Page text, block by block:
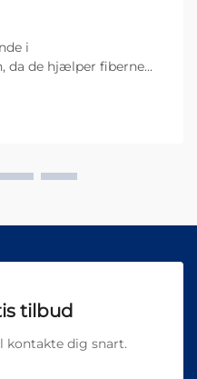
i
da de hjælper fiberne
Vortex Spinning Oil
tilbud
kontakte dig snart.